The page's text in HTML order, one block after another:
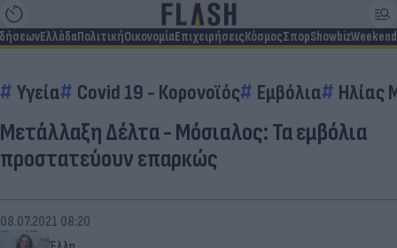
ΕλλάδαΠολιτικήΟικονομίαΕπιχειρήσειςΚόσμοςΣπορShowbizWeekend
Υγεία Covid 19 - Κορονοϊός Εμβόλια Ηλίας
Μετάλλαξη Δέλτα - Μόσιαλος: Τα εμβόλια
προστατεύουν επαρκώς
08.07.2021 08:20